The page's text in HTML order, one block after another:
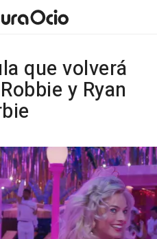
que volverá
y Ryan